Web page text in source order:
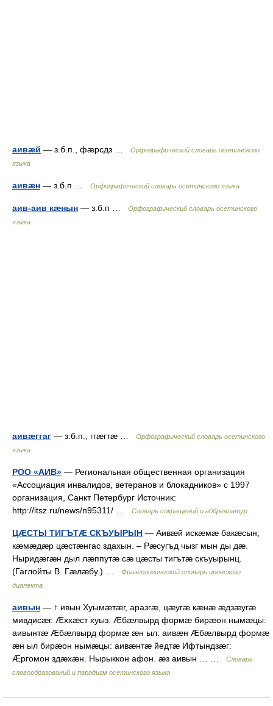
аивæй — з.б.п., фæрсдз …
Орфографический словарь осетинского
языка
аивæн — з.б.п … Орфографический словарь осетинского языка
аив-аив кæнын — з.б.п …
Орфографический словарь осетинского
языка
аивæггаг — з.б.п., ггæгтæ …
Орфографический словарь осетинского
языка
РОО «АИВ» — Региональная общественная организация
«Ассоциация инвалидов, ветеранов и блокадников» с 1997
организация, Санкт Петербург Источник:
http://itsz.ru/news/n95311/ …
Словарь сокращений и аббревиатур
ЦÆСТЫ ТИГЪТÆ СКЪУЫРЫН — Аивæй искæмæ бакæсын;
кæмæдæр цæстæнгас здахын. – Рæсугъд чызг мын ды дæ.
Ныридæгæн дыл лæппутæ сæ цæсты тигътæ скъуырынц.
(Гаглойты В. Гæлæбу.) …
Фразеологический словарь иронского
диалекта
аивын — ↑ ивын Хуымæтæг, аразгæ, цæугæ кæнæ æдзæугæ
мивдисæг. Æххæст хуыз. Æбæлвырд формæ бирæон нымæцы:
аивынтæ Æбæлвырд формæ æн ыл: аивæн Æбæлвырд формæ
æн ыл бирæон нымæцы: аивæнтæ йедтæ Ифтындзæг:
Æргомон здæхæн. Нырыккон афон. æз аивын … …
Словарь
словообразований и парадигм осетинского языка